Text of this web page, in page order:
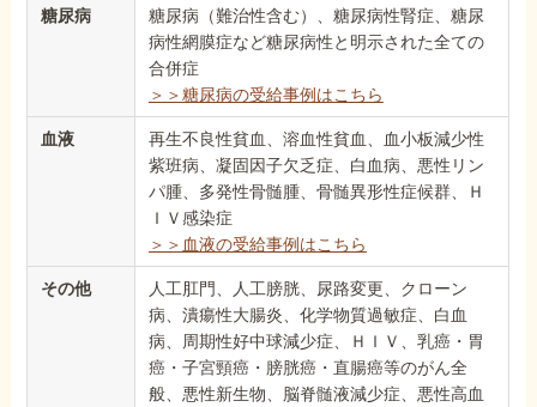
糖尿病
糖尿病（難治性含む）、糖尿病性腎症、糖尿
病性網膜症など糖尿病性と明示された全ての
合併症
＞＞糖尿病の受給事例はこちら
血液
再生不良性貧血、溶血性貧血、血小板減少性
紫班病、凝固因子欠乏症、白血病、悪性リン
パ腫、多発性骨髄腫、骨髄異形性症候群、Ｈ
ＩＶ感染症
＞＞血液の受給事例はこちら
その他
人工肛門、人工膀胱、尿路変更、クローン
病、潰瘍性大腸炎、化学物質過敏症、白血
病、周期性好中球減少症、ＨＩＶ、乳癌・胃
癌・子宮頸癌・膀胱癌・直腸癌等のがん全
般、悪性新生物、脳脊髄液減少症、悪性高血